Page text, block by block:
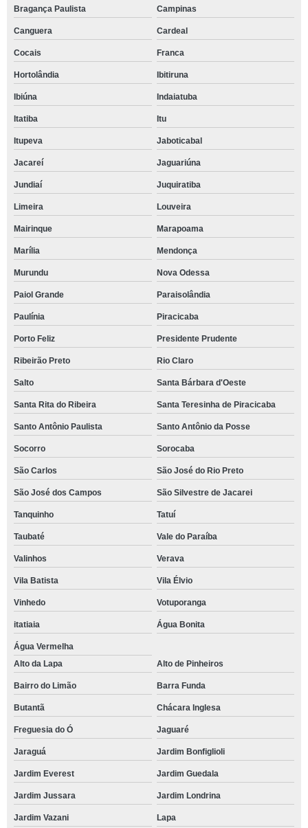
Bragança Paulista Campinas
Canguera Cardeal
Cocais Franca
Hortolândia Ibitiruna
Ibiúna Indaiatuba
Itatiba Itu
Itupeva Jaboticabal
Jacareí Jaguariúna
Jundiaí Juquiratiba
Limeira Louveira
Mairinque Marapoama
Marília Mendonça
Murundu Nova Odessa
Paiol Grande Paraisolândia
Paulínia Piracicaba
Porto Feliz Presidente Prudente
Ribeirão Preto Rio Claro
Salto Santa Bárbara d'Oeste
Santa Rita do Ribeira Santa Teresinha de Piracicaba
Santo Antônio Paulista Santo Antônio da Posse
Socorro Sorocaba
São Carlos São José do Rio Preto
São José dos Campos São Silvestre de Jacarei
Tanquinho Tatuí
Taubaté Vale do Paraíba
Valinhos Verava
Vila Batista Vila Élvio
Vinhedo Votuporanga
itatiaia Água Bonita
Água Vermelha
Alto da Lapa
Alto de Pinheiros
Bairro do Limão Barra Funda
Butantã Chácara Inglesa
Freguesia do Ó Jaguaré
Jaraguá Jardim Bonfiglioli
Jardim Everest Jardim Guedala
Jardim Jussara Jardim Londrina
Jardim Vazani Lapa